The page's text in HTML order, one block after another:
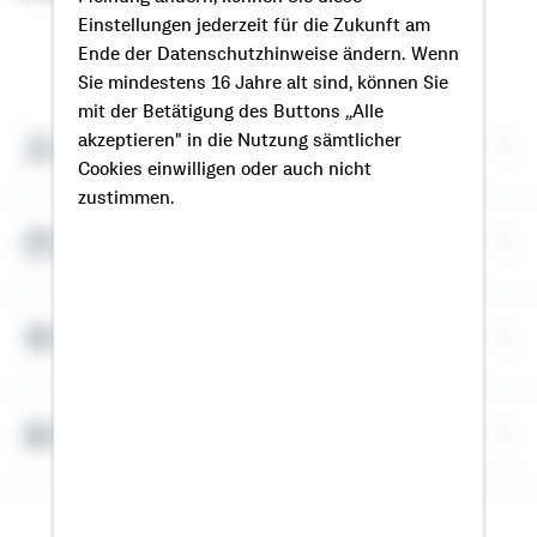
So erreichen Sie mich
Meine Kontaktdaten
Einstellungen jederzeit für die Zukunft am
Ende der Datenschutzhinweise ändern. Wenn
Sie mindestens 16 Jahre alt sind, können Sie
mit der Betätigung des Buttons „Alle
akzeptieren" in die Nutzung sämtlicher
Cookies einwilligen oder auch nicht
zustimmen.